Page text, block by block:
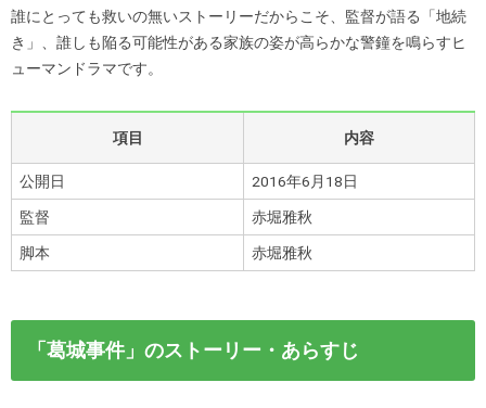
誰にとっても救いの無いストーリーだからこそ、監督が語る「地続
き」、誰しも陥る可能性がある家族の姿が高らかな警鐘を鳴らすヒ
ューマンドラマです。
項目 内容
公開日 2016年6月18日
監督 赤堀雅秋
脚本 赤堀雅秋
「葛城事件」のストーリー・あらすじ